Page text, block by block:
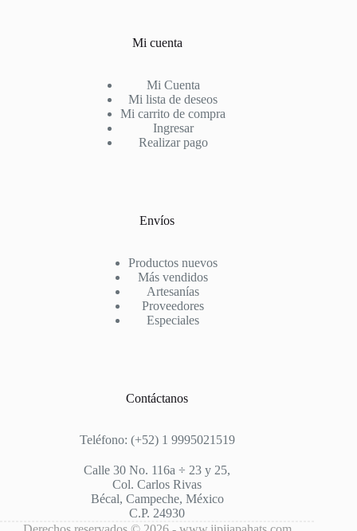
Mi cuenta
Mi Cuenta
Mi lista de deseos
Mi carrito de compra
Ingresar
Realizar pago
Envíos
Productos nuevos
Más vendidos
Artesanías
Proveedores
Especiales
Contáctanos
Teléfono: (+52) 1 9995021519
Calle 30 No. 116a ÷ 23 y 25,
Col. Carlos Rivas
Bécal, Campeche, México
C.P. 24930